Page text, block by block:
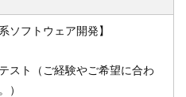
お問い合わせ
ソフトウェア開発】
スト（ご経験やご希望に合わ
）